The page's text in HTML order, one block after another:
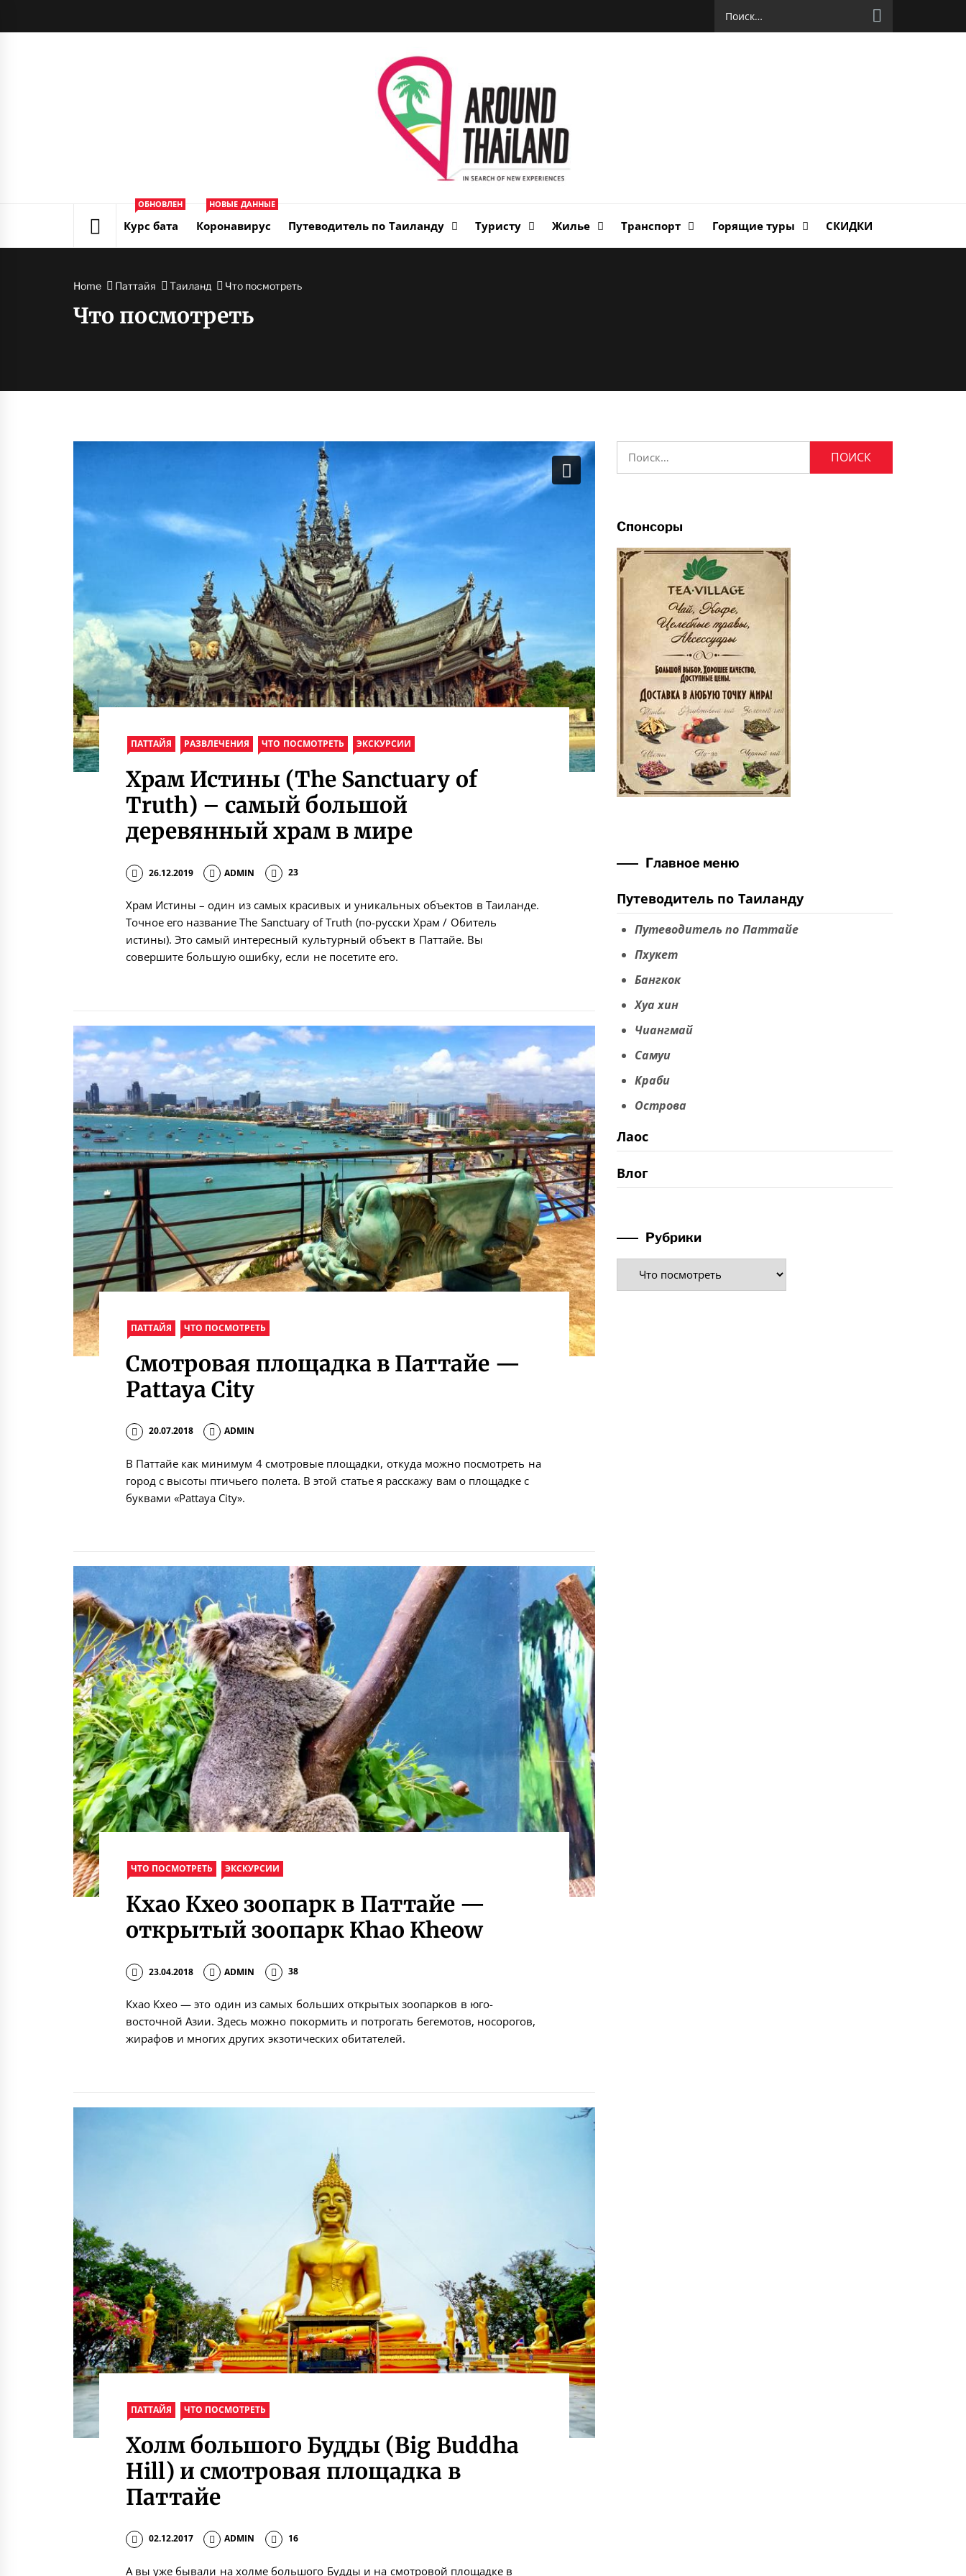
Курс бата
ОБНОВЛЕН
Коронавирус
НОВЫЕ ДАННЫЕ
Путеводитель по Таиланду Туристу Жилье Транспорт Горящие туры СКИДКИ
Home Паттайя Таиланд Что посмотреть
Что посмотреть
ПАТТАЙЯ РАЗВЛЕЧЕНИЯ ЧТО ПОСМОТРЕТЬ ЭКСКУРСИИ
Храм Истины (The Sanctuary of
Truth) – самый большой
деревянный храм в мире
26.12.2019 ADMIN 23
Храм Истины – один из самых красивых и уникальных объектов в Таиланде.
Точное его название The Sanctuary of Truth (по-русски Храм / Обитель
истины). Это самый интересный культурный объект в Паттайе. Вы
совершите большую ошибку, если не посетите его.
ПАТТАЙЯ ЧТО ПОСМОТРЕТЬ
Смотровая площадка в Паттайе —
Pattaya City
20.07.2018 ADMIN
В Паттайе как минимум 4 смотровые площадки, откуда можно посмотреть на
город с высоты птичьего полета. В этой статье я расскажу вам о площадке с
буквами «Pattaya City».
ЧТО ПОСМОТРЕТЬ ЭКСКУРСИИ
Кхао Кхео зоопарк в Паттайе —
открытый зоопарк Khao Kheow
23.04.2018 ADMIN 38
Кхао Кхео — это один из самых больших открытых зоопарков в юго-
восточной Азии. Здесь можно покормить и потрогать бегемотов, носорогов,
жирафов и многих других экзотических обитателей.
ПАТТАЙЯ ЧТО ПОСМОТРЕТЬ
Холм большого Будды (Big Buddha
Hill) и смотровая площадка в
Паттайе
02.12.2017 ADMIN 16
А вы уже бывали на холме большого Будды и на смотровой площадке в
Найти:
Спонсоры
Главное меню
Путеводитель по Таиланду
Путеводитель по Паттайе
Пхукет
Бангкок
Хуа хин
Чиангмай
Самуи
Краби
Острова
Лаос
Влог
Рубрики